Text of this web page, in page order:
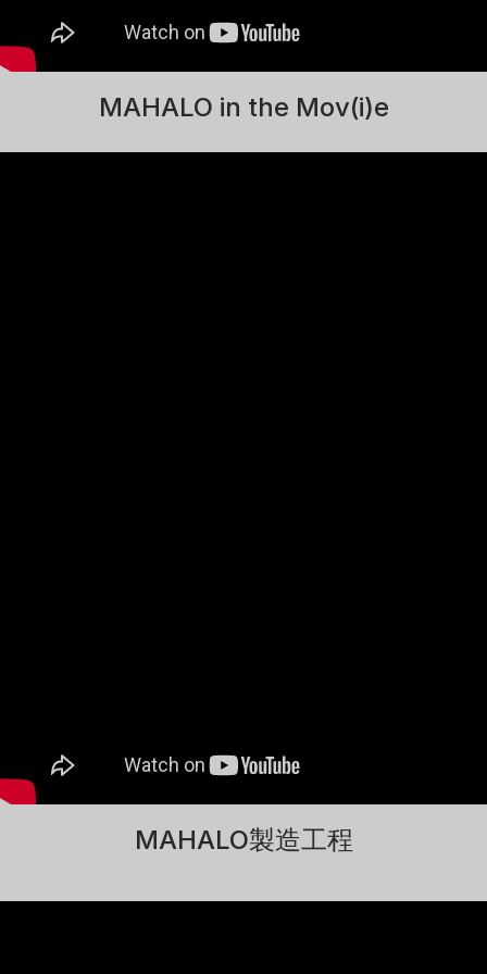
MAHALO in the Mov(i)e
MAHALO製造工程